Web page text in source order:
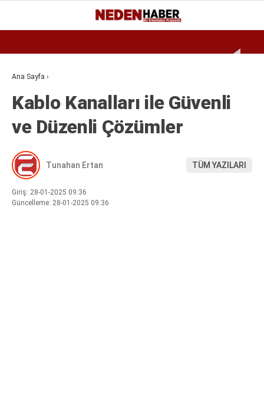
30.5
BURSA
EKONOMI
BIYOGRAFI
SPOR
MAGAZIN
Ana Sayfa ›
Kablo Kanalları ile Güvenli
ve Düzenli Çözümler
Tunahan Ertan TÜM YAZILARI
Giriş: 28-01-2025 09:36
Güncelleme: 28-01-2025 09:36